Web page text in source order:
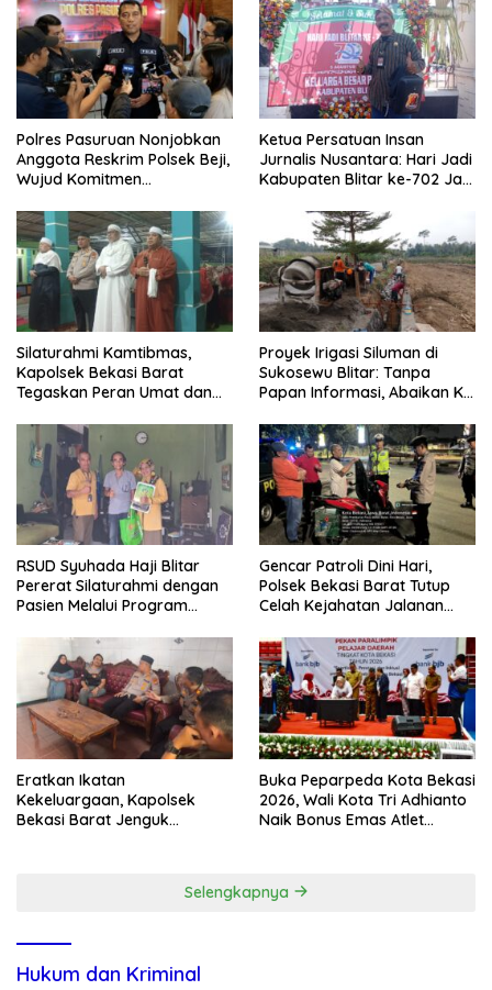
Polres Pasuruan Nonjobkan
Anggota Reskrim Polsek Beji,
Wujud Komitmen
Dugaan Penganiayaan
Ketua Persatuan Insan
Jurnalis Nusantara: Hari Jadi
Kabupaten Blitar ke-702 Jadi
Pembangunan
Silaturahmi Kamtibmas,
Kapolsek Bekasi Barat
Tegaskan Peran Umat dan
Kondusivitas Wilayah
Proyek Irigasi Siluman di
Sukosewu Blitar: Tanpa
Papan Informasi, Abaikan K3,
Tanggung Jawab
RSUD Syuhada Haji Blitar
Pererat Silaturahmi dengan
Pasien Melalui Program
Gencar Patroli Dini Hari,
Polsek Bekasi Barat Tutup
Celah Kejahatan Jalanan
Eratkan Ikatan
Kekeluargaan, Kapolsek
Bekasi Barat Jenguk
Buka Peparpeda Kota Bekasi
2026, Wali Kota Tri Adhianto
Naik Bonus Emas Atlet
Selengkapnya
Hukum dan Kriminal